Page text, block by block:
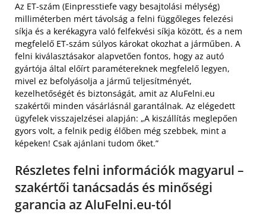
Az ET-szám (Einpresstiefe vagy besajtolási mélység)
milliméterben mért távolság a felni függőleges felezési
síkja és a kerékagyra való felfekvési síkja között, és a nem
megfelelő ET-szám súlyos károkat okozhat a járműben. A
felni kiválasztásakor alapvetően fontos, hogy az autó
gyártója által előírt paramétereknek megfelelő legyen,
mivel ez befolyásolja a jármű teljesítményét,
kezelhetőségét és biztonságát, amit az AluFelni.eu
szakértői minden vásárlásnál garantálnak. Az elégedett
ügyfelek visszajelzései alapján: „A kiszállítás meglepően
gyors volt, a felnik pedig élőben még szebbek, mint a
képeken! Csak ajánlani tudom őket.”
Részletes felni információk magyarul –
szakértői tanácsadás és minőségi
garancia az AluFelni.eu-tól